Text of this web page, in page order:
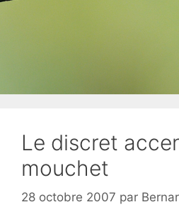
Le discret
mouchet
28 octobre 2007 par